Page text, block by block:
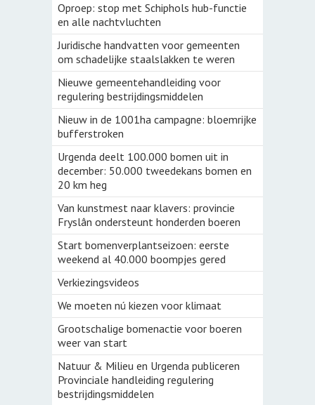
Oproep: stop met Schiphols hub-functie
en alle nachtvluchten
Juridische handvatten voor gemeenten
om schadelijke staalslakken te weren
Nieuwe gemeentehandleiding voor
regulering bestrijdingsmiddelen
Nieuw in de 1001ha campagne: bloemrijke
bufferstroken
Urgenda deelt 100.000 bomen uit in
december: 50.000 tweedekans bomen en
20 km heg
Van kunstmest naar klavers: provincie
Fryslân ondersteunt honderden boeren
Start bomenverplantseizoen: eerste
weekend al 40.000 boompjes gered
Verkiezingsvideos
We moeten nú kiezen voor klimaat
Grootschalige bomenactie voor boeren
weer van start
Natuur & Milieu en Urgenda publiceren
Provinciale handleiding regulering
bestrijdingsmiddelen